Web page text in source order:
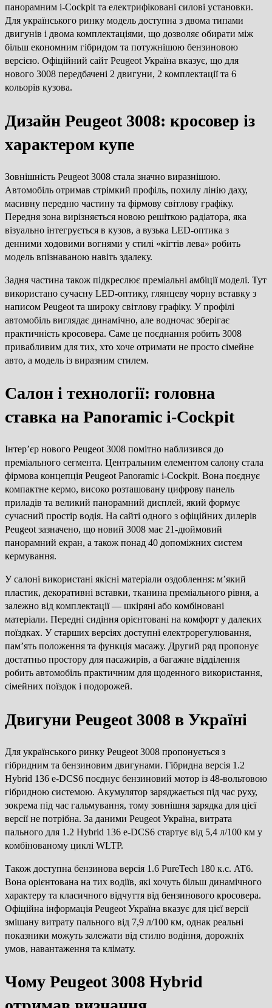
панорамним i-Cockpit та електрифіковані силові установки.
Для українського ринку модель доступна з двома типами
двигунів і двома комплектаціями, що дозволяє обирати між
більш економним гібридом та потужнішою бензиновою
версією. Офіційний сайт Peugeot Україна вказує, що для
нового 3008 передбачені 2 двигуни, 2 комплектації та 6
кольорів кузова.
Дизайн Peugeot 3008: кросовер із
характером купе
Зовнішність Peugeot 3008 стала значно виразнішою.
Автомобіль отримав стрімкий профіль, похилу лінію даху,
масивну передню частину та фірмову світлову графіку.
Передня зона вирізняється новою решіткою радіатора, яка
візуально інтегрується в кузов, а вузька LED-оптика з
денними ходовими вогнями у стилі «кігтів лева» робить
модель впізнаваною навіть здалеку.
Задня частина також підкреслює преміальні амбіції моделі. Тут
використано сучасну LED-оптику, глянцеву чорну вставку з
написом Peugeot та широку світлову графіку. У профілі
автомобіль виглядає динамічно, але водночас зберігає
практичність кросовера. Саме це поєднання робить 3008
привабливим для тих, хто хоче отримати не просто сімейне
авто, а модель із виразним стилем.
Салон і технології: головна
ставка на Panoramic i-Cockpit
Інтер’єр нового Peugeot 3008 помітно наблизився до
преміального сегмента. Центральним елементом салону стала
фірмова концепція Peugeot Panoramic i-Cockpit. Вона поєднує
компактне кермо, високо розташовану цифрову панель
приладів та великий панорамний дисплей, який формує
сучасний простір водія. На сайті одного з офіційних дилерів
Peugeot зазначено, що новий 3008 має 21-дюймовий
панорамний екран, а також понад 40 допоміжних систем
кермування.
У салоні використані якісні матеріали оздоблення: м’який
пластик, декоративні вставки, тканина преміального рівня, а
залежно від комплектації — шкіряні або комбіновані
матеріали. Передні сидіння орієнтовані на комфорт у далеких
поїздках. У старших версіях доступні електрорегулювання,
пам’ять положення та функція масажу. Другий ряд пропонує
достатньо простору для пасажирів, а багажне відділення
робить автомобіль практичним для щоденного використання,
сімейних поїздок і подорожей.
Двигуни Peugeot 3008 в Україні
Для українського ринку Peugeot 3008 пропонується з
гібридним та бензиновим двигунами. Гібридна версія 1.2
Hybrid 136 e-DCS6 поєднує бензиновий мотор із 48-вольтовою
гібридною системою. Акумулятор заряджається під час руху,
зокрема під час гальмування, тому зовнішня зарядка для цієї
версії не потрібна. За даними Peugeot Україна, витрата
пального для 1.2 Hybrid 136 e-DCS6 стартує від 5,4 л/100 км у
комбінованому циклі WLTP.
Також доступна бензинова версія 1.6 PureTech 180 к.с. AT6.
Вона орієнтована на тих водіїв, які хочуть більш динамічного
характеру та класичного відчуття від бензинового кросовера.
Офіційна інформація Peugeot Україна вказує для цієї версії
змішану витрату пального від 7,9 л/100 км, однак реальні
показники можуть залежати від стилю водіння, дорожніх
умов, навантаження та клімату.
Чому Peugeot 3008 Hybrid